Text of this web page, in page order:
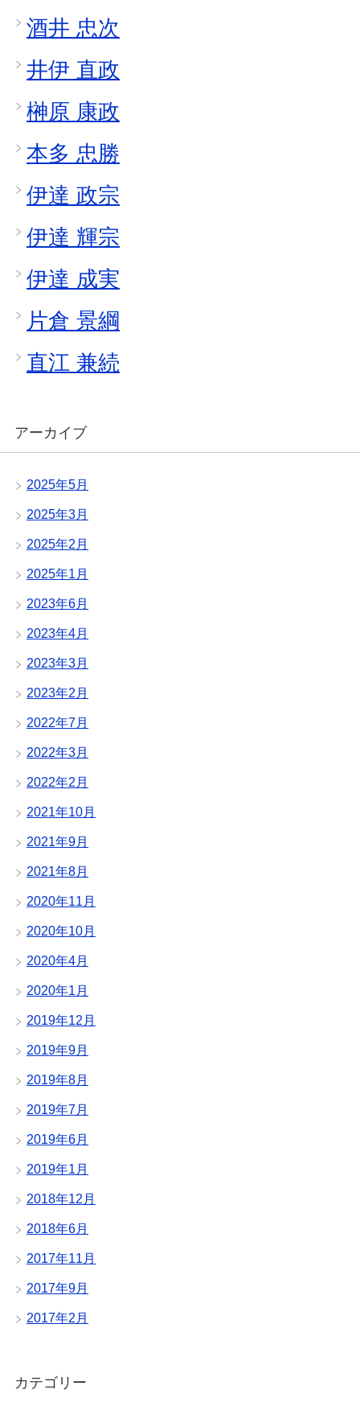
酒井 忠次
井伊 直政
榊原 康政
本多 忠勝
伊達 政宗
伊達 輝宗
伊達 成実
片倉 景綱
直江 兼続
アーカイブ
2025年5月
2025年3月
2025年2月
2025年1月
2023年6月
2023年4月
2023年3月
2023年2月
2022年7月
2022年3月
2022年2月
2021年10月
2021年9月
2021年8月
2020年11月
2020年10月
2020年4月
2020年1月
2019年12月
2019年9月
2019年8月
2019年7月
2019年6月
2019年1月
2018年12月
2018年6月
2017年11月
2017年9月
2017年2月
カテゴリー